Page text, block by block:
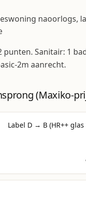
naoorlogs,
punten. Sanitair: 1
2m aanrecht.
(Maxiko-
Label D → B (HR++